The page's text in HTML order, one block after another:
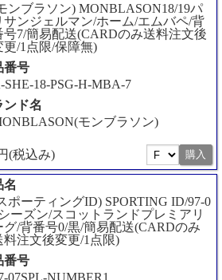
ンブラソン) MONBLASON18/19パ
サンジェルマン/ホーム/エムバペ/背
号7/簡易配送(CARDのみ送料注文後
更/1点限/保障無)
番号
SHE-18-PSG-H-MBA-7
ンド名
モンブラソン)
(税込み)
名
ポーティングID) SPORTING ID/97-0
ーズン/スコットランドプレミアリ
グ/背番号0/黒/簡易配送(CARDのみ
料注文後変更/1点限)
番号
07SPL-NUMBER1